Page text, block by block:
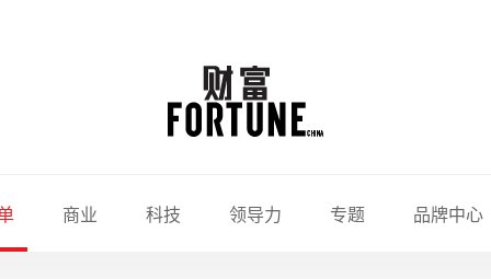
商业 科技 领导力 专题 品牌中心